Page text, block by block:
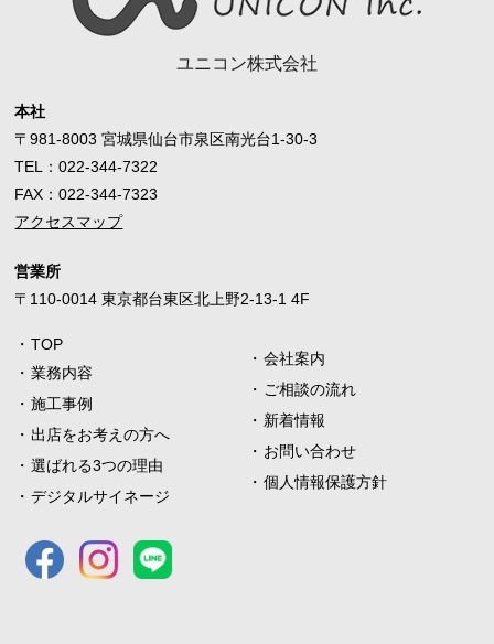
ユニコン株式会社
本社
〒981-8003 宮城県仙台市泉区南光台1-30-3
TEL：022-344-7322
FAX：022-344-7323
アクセスマップ
営業所
〒110-0014 東京都台東区北上野2-13-1 4F
TOP
業務内容
施工事例
出店をお考えの方へ
選ばれる3つの理由
デジタルサイネージ
会社案内
ご相談の流れ
新着情報
お問い合わせ
個人情報保護方針